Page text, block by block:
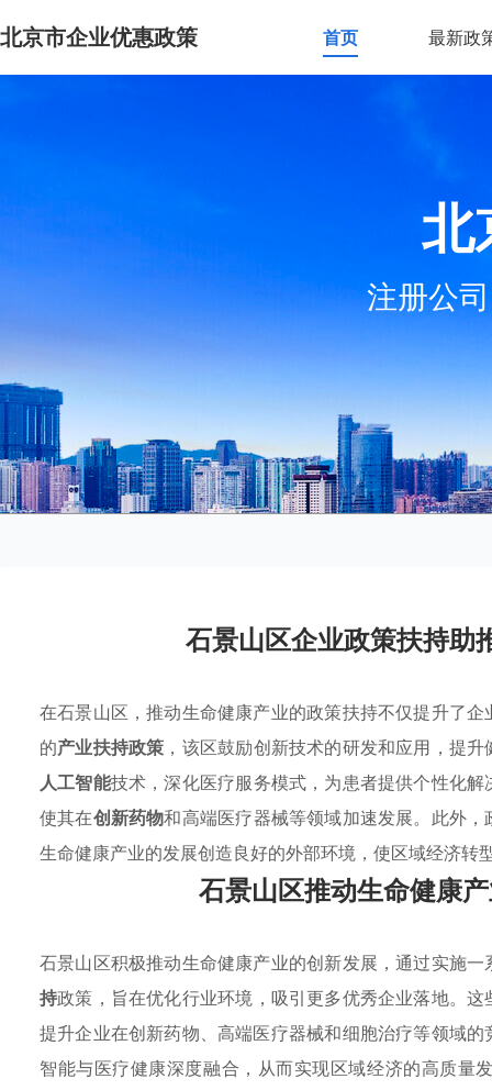
北京市企业优惠政策 首页 最新政
北
注册公
石景山区企业政策扶持助
在石景山区，推动生命健康产业的政策扶持不仅提升了
的产业扶持政策 ，该区鼓励创新技术的研发和应用，提
人工智能技术，深化医疗服务模式，为患者提供个性化
使其在创新药物和高端医疗器械等领域加速发展。此外
生命健康产业的发展创造良好的外部环境，使区域经济转
石景山区推动生命健康
石景山区积极推动生命健康产业的创新发展，通过实施一
持政策，旨在优化行业环境，吸引更多优秀企业落地。
提升企业在创新药物、高端医疗器械和细胞治疗等领域
智能与医疗健康深度融合，从而实现区域经济的高质量